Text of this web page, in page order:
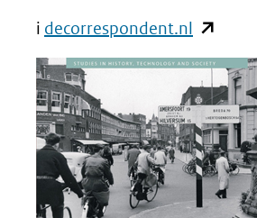
i decorrespondent.nl (opent
in
nieuw
venster)
(verwijst
naar
een